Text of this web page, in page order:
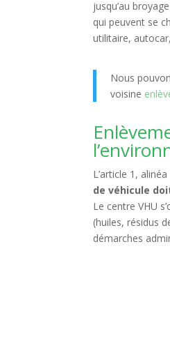
jusqu’au
qui peuvent se
utilitaire,
Nous
voisine
L’article 1,
de véhicule
Le centre VHU
(huiles, résidus
démarches